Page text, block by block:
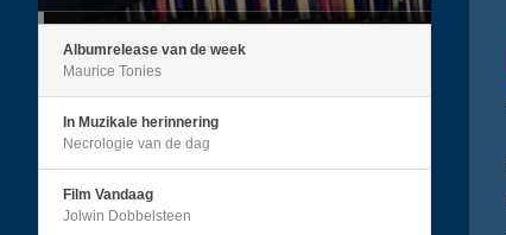
Albumrelease van de week
Maurice Tonies
In Muzikale herinnering
Necrologie van de dag
Film Vandaag
Jolwin Dobbelsteen